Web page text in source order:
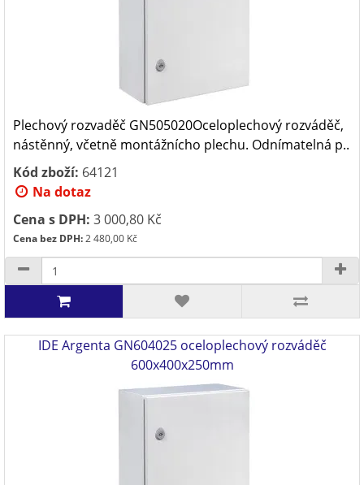
Plechový rozvaděč GN505020Oceloplechový rozváděč,
nástěnný, včetně montážnícho plechu. Odnímatelná p..
Kód zboží: 64121
Na dotaz
Cena s DPH: 3 000,80 Kč
Cena bez DPH:2 480,00 Kč
IDE Argenta GN604025 oceloplechový rozváděč
600x400x250mm